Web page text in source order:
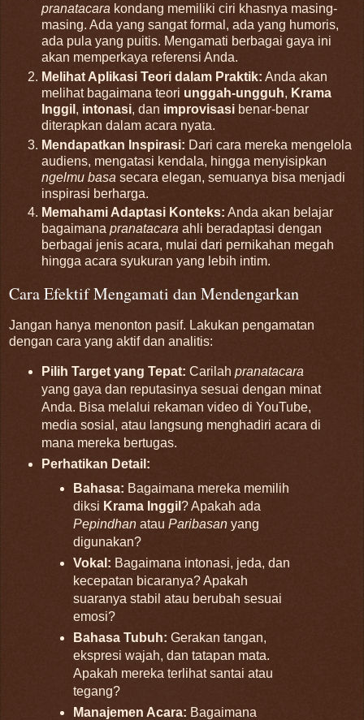
pranatacara kondang memiliki ciri khasnya masing-
masing. Ada yang sangat formal, ada yang humoris,
ada pula yang puitis. Mengamati berbagai gaya ini
akan memperkaya referensi Anda.
Melihat Aplikasi Teori dalam Praktik: Anda akan
melihat bagaimana teori unggah-ungguh, Krama
Inggil , intonasi, dan improvisasi benar-benar
diterapkan dalam acara nyata.
Mendapatkan Inspirasi: Dari cara mereka mengelola
audiens, mengatasi kendala, hingga menyisipkan
ngelmu basa secara elegan, semuanya bisa menjadi
inspirasi berharga.
Memahami Adaptasi Konteks: Anda akan belajar
bagaimana pranatacara ahli beradaptasi dengan
berbagai jenis acara, mulai dari pernikahan megah
hingga acara syukuran yang lebih intim.
Cara Efektif Mengamati dan Mendengarkan
Jangan hanya menonton pasif. Lakukan pengamatan
dengan cara yang aktif dan analitis:
Pilih Target yang Tepat: Carilah pranatacara
yang gaya dan reputasinya sesuai dengan minat
Anda. Bisa melalui rekaman video di YouTube,
media sosial, atau langsung menghadiri acara di
mana mereka bertugas.
Perhatikan Detail:
Bahasa: Bagaimana mereka memilih
diksi Krama Inggil? Apakah ada
Pepindhan atauParibasan yang
digunakan?
Vokal: Bagaimana intonasi, jeda, dan
kecepatan bicaranya? Apakah
suaranya stabil atau berubah sesuai
emosi?
Bahasa Tubuh: Gerakan tangan,
ekspresi wajah, dan tatapan mata.
Apakah mereka terlihat santai atau
tegang?
Manajemen Acara: Bagaimana